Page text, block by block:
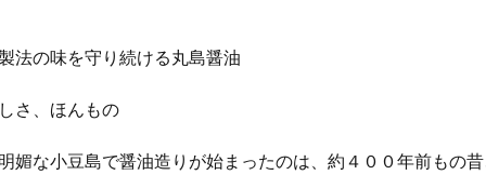
法の味を守り続ける丸島醤油
さ、ほんもの
媚な小豆島で醤油造りが始まったのは、約４００年前もの